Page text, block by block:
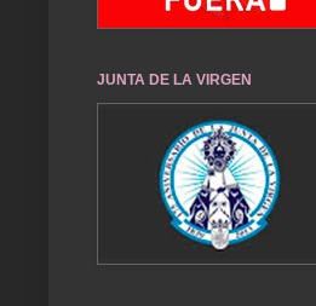
JUNTA DE LA VIRGEN